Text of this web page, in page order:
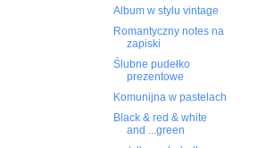
Album w stylu vintage
Romantyczny notes na
zapiski
Ślubne pudełko
prezentowe
Komunijna w pastelach
Black & red & white
and ...green